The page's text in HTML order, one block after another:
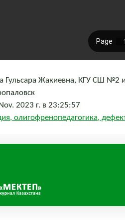
Гульсара Жакиевна, КГУ СШ №2
2023 г. в 23:25:57
олигофренопедагогика,